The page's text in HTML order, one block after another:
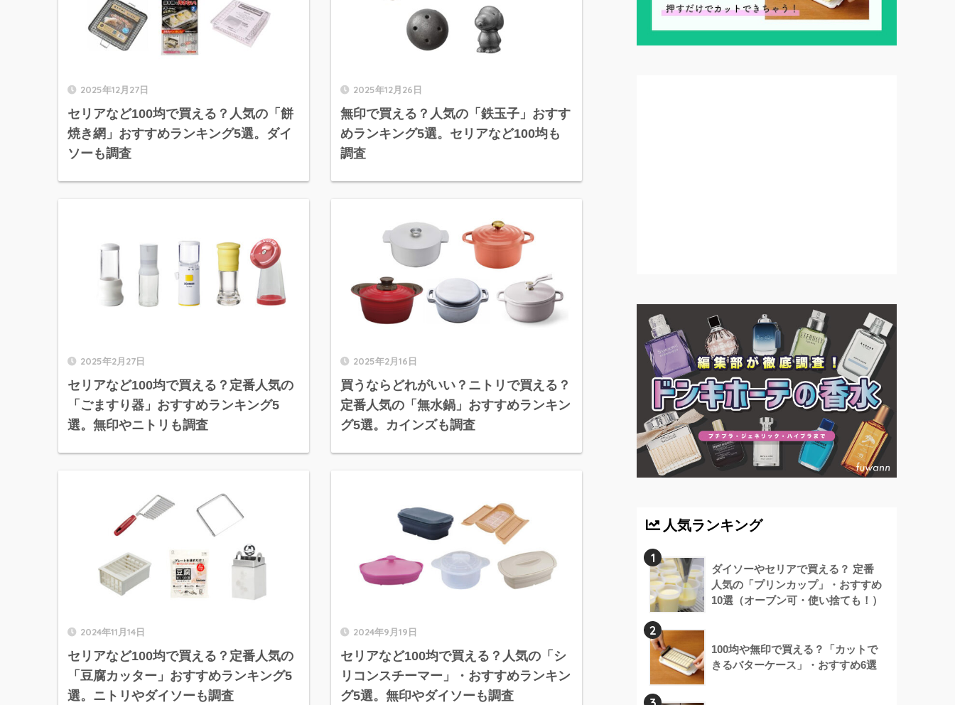
2025年12月27日
セリアなど100均で買える？人気の「餅
焼き網」おすすめランキング5選。ダイ
ソーも調査
2025年12月26日
無印で買える？人気の「鉄玉子」おすす
めランキング5選。セリアなど100均も
調査
2025年2月27日
セリアなど100均で買える？定番人気の
「ごますり器」おすすめランキング5
選。無印やニトリも調査
2025年2月16日
買うならどれがいい？ニトリで買える？
定番人気の「無水鍋」おすすめランキン
グ5選。カインズも調査
2024年11月14日
セリアなど100均で買える？定番人気の
「豆腐カッター」おすすめランキング5
選。ニトリやダイソーも調査
2024年9月19日
セリアなど100均で買える？人気の「シ
リコンスチーマー」・おすすめランキン
グ5選。無印やダイソーも調査
人気ランキング
1
ダイソーやセリアで買える？ 定番
人気の「プリンカップ」・おすすめ
10選（オーブン可・使い捨ても！）
2
100均や無印で買える？「カットで
きるバターケース」・おすすめ6選